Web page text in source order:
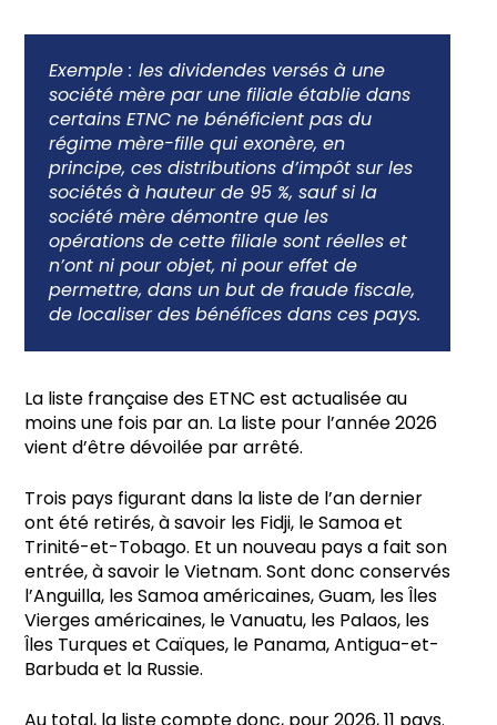
Exemple : les dividendes versés à une
société mère par une filiale établie dans
certains ETNC ne bénéficient pas du
régime mère-fille qui exonère, en
principe, ces distributions d’impôt sur les
sociétés à hauteur de 95 %, sauf si la
société mère démontre que les
opérations de cette filiale sont réelles et
n’ont ni pour objet, ni pour effet de
permettre, dans un but de fraude fiscale,
de localiser des bénéfices dans ces pays.
La liste française des ETNC est actualisée au
moins une fois par an. La liste pour l’année 2026
vient d’être dévoilée par arrêté.
Trois pays figurant dans la liste de l’an dernier
ont été retirés, à savoir les Fidji, le Samoa et
Trinité-et-Tobago. Et un nouveau pays a fait son
entrée, à savoir le Vietnam. Sont donc conservés
l’Anguilla, les Samoa américaines, Guam, les Îles
Vierges américaines, le Vanuatu, les Palaos, les
Îles Turques et Caïques, le Panama, Antigua-et-
Barbuda et la Russie.
Au total, la liste compte donc, pour 2026, 11 pays.